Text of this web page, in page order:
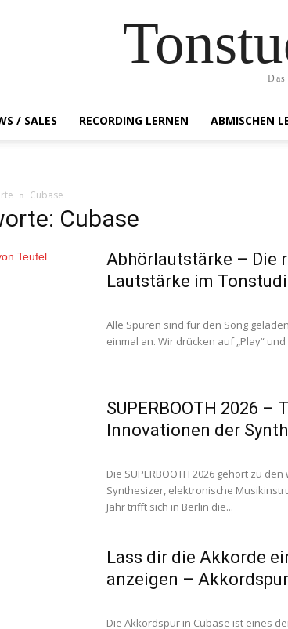
/ SALES RECORDING LERNEN ABMISCHEN
Cubase
Cubase
Abhörlautstärke – Die
Lautstärke im
Alle Spuren sind für den Song
einmal an. Wir drücken auf „Play“
SUPERBOOTH 2026 –
Innovationen der
Die SUPERBOOTH 2026 gehört zu
Synthesizer, elektronische
Jahr trifft sich in Berlin die...
Lass dir die Akkorde
anzeigen –
Die Akkordspur in Cubase ist eines